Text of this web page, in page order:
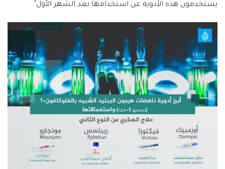
يستخدمون هذه الأدوية عن استخدامها بعد الشهر الأول".